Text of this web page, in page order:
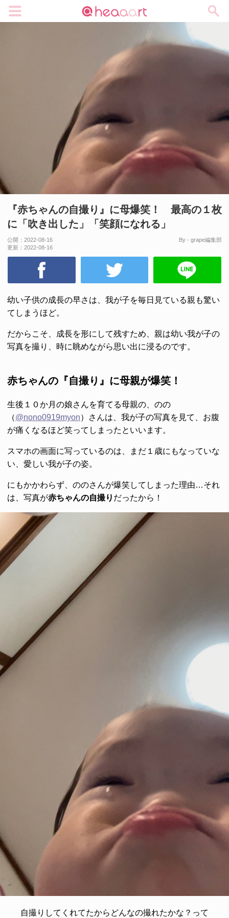
『赤ちゃんの自撮り』に母爆笑！ 最高の１枚
に「吹き出した」「笑顔になれる」
公開： 2022-08-16
更新： 2022-08-16
By - grape編集部
幼い子供の成長の早さは、我が子を毎日見ている親も驚い
てしまうほど。
だからこそ、成長を形にして残すため、親は幼い我が子の
写真を撮り、時に眺めながら思い出に浸るのです。
赤ちゃんの『自撮り』に母親が爆笑！
生後１０か月の娘さんを育てる母親の、のの
（@nono0919myon）さんは、我が子の写真を見て、お腹
が痛くなるほど笑ってしまったといいます。
スマホの画面に写っているのは、まだ１歳にもなっていな
い、愛しい我が子の姿。
にもかかわらず、ののさんが爆笑してしまった理由…それ
は、写真が赤ちゃんの自撮り だったから！
自撮りしてくれてたからどんなの撮れたかな？って